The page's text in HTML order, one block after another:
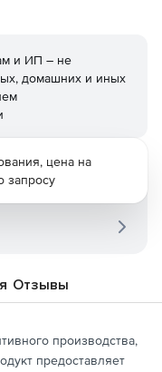
и ИП – не
домашних и иных
цена на
запросу
Отзывы
производства,
предоставляет